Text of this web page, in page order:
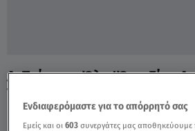
Α. Τσίπρας: Όλα 'Όσα Είπε
Του Star - Video
Ενδιαφερόμαστε για το απόρρητό σας
Εμείς και οι603 συνεργάτες μας